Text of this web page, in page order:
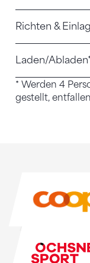
Richten &
Laden/
* Werden 4
gestellt,